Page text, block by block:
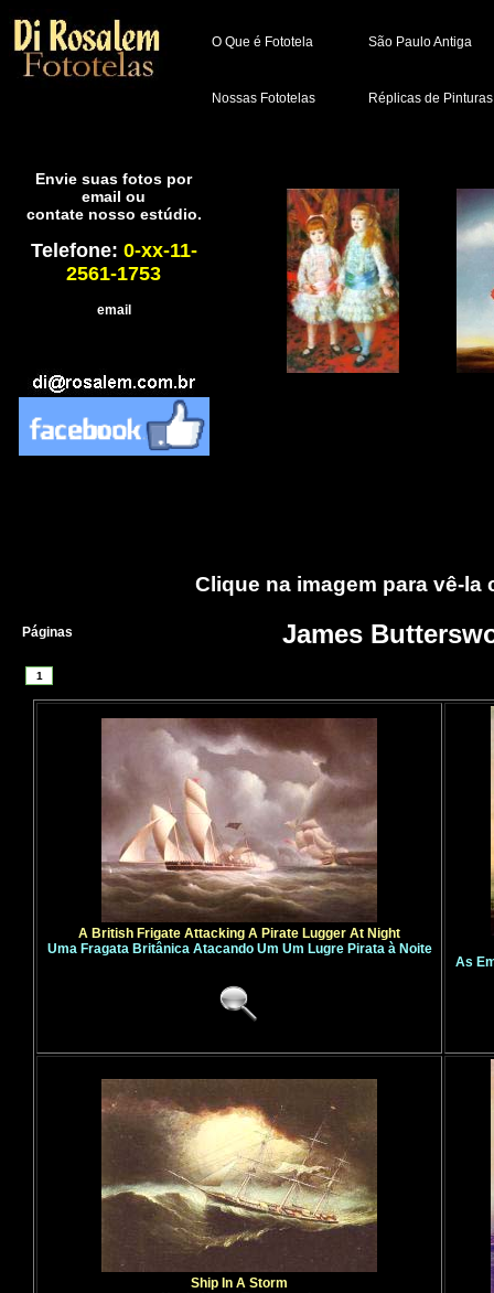
O Que é Fototela
Nossas Fototelas
São Paulo Antiga
Réplicas de Pinturas
Envie suas fotos por
email ou
contate nosso estúdio.
Telefone: 0-xx-11-
2561-1753
email
Páginas
1
A British Frigate Attacking A Pirate Lugger At Night
Uma Fragata Britânica Atacando Um Um Lugre Pirata à Noite
As
Ship In A Storm
Clique na imagem para vê-la
James